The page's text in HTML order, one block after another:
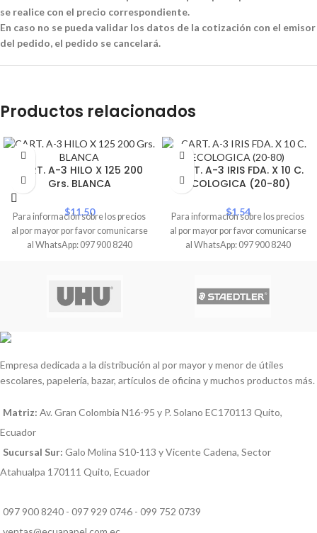
se realice con el precio correspondiente.
En caso no se pueda validar los datos de la cotización con el emisor
del pedido, el pedido se cancelará.
Productos relacionados
CART. A-3 HILO X 125 200
Grs. BLANCA
$11.50
Para información sobre los precios
al por mayor por favor comunicarse
al WhatsApp: 097 900 8240
CART. A-3 IRIS FDA. X 10 C.
ECOLOGICA (20-80)
$1.54
Para información sobre los precios
al por mayor por favor comunicarse
al WhatsApp: 097 900 8240
Empresa dedicada a la distribución al por mayor y menor de útiles
escolares, papelería, bazar, artículos de oficina y muchos productos más.
Matriz: Av. Gran Colombia N16-95 y P. Solano EC170113 Quito,
Ecuador
Sucursal Sur: Galo Molina S10-113 y Vicente Cadena, Sector
Atahualpa 170111 Quito, Ecuador
097 900 8240 - 097 929 0746 - 099 752 0739